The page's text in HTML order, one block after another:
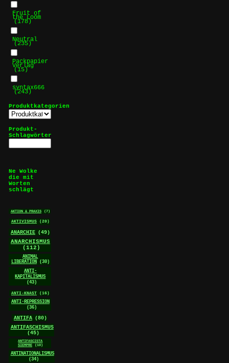
Fruit of
the Loom
(178)
Neutral
(235)
Packpapier
Verlag
(15)
syntax666
(243)
Produktkategorien
Produkt-
Schlagwörter
Ne Wolke
die mit
Worten
schlägt
AKTION & PRAXIS (7)
AKTIVISMUS (20)
ANARCHIE (49)
ANARCHISMUS
(112)
ANIMAL
LIBERATION
(30)
ANTI-
KAPITALISMUS
(43)
ANTI-KNAST (16)
ANTI-REPRESSION
(36)
ANTIFA (80)
ANTIFASCHISMUS
(45)
ANTIFASCISTA
SIEMPRE
(10)
ANTINATIONALISMUS
(34)